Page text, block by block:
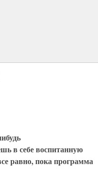
в себе воспитанную
равно, пока программа